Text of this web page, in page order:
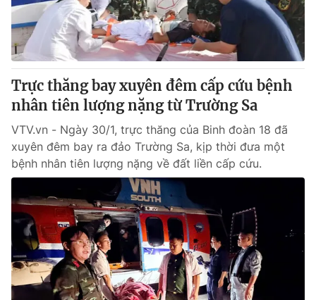
Sản phẩm
Thị trường
Tư vấn
Lịch phát sóng
Chuyên mục khác
Emagazine Podcast
Photo Infographic
Shorts video
VTV Money VTV Thể thao
VTV Sức khoẻ Bất động sản
Trực thăng bay xuyên đêm cấp cứu bệnh
nhân tiên lượng nặng từ Trường Sa
VTV.vn - Ngày 30/1, trực thăng của Binh đoàn 18 đã
xuyên đêm bay ra đảo Trường Sa, kịp thời đưa một
bệnh nhân tiên lượng nặng về đất liền cấp cứu.